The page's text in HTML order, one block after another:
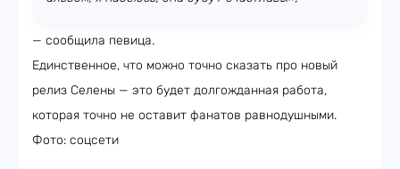
— сообщила певица.
Единственное, что можно точно сказать про новый
релиз Селены — это будет долгожданная работа,
которая точно не оставит фанатов равнодушными.
Фото: соцсети